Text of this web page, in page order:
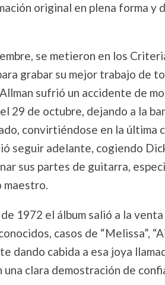
original en plena forma
se metieron en los
grabar su mejor trabajo de
sufrió un accidente de
29 de octubre, dejando a la
convirtiéndose en la última
seguir adelante, cogiendo
sus partes de guitarra,
maestro.
1972 el álbum salió a la
casos de “Melissa”,
dando cabida a esa joya
clara demostración de